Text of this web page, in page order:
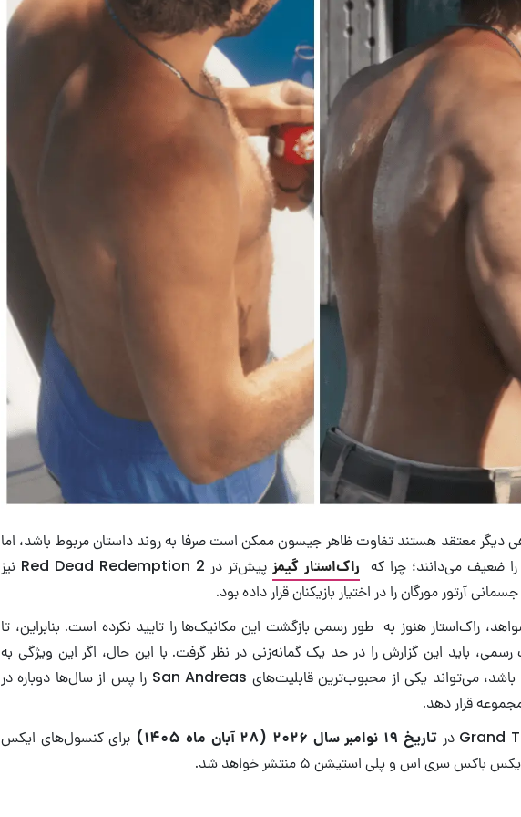
دیگر معتقد هستند تفاوت ظاهر جیسون ممکن است صرفا به روند داستان مربوط باشد، اما
ضعیف می‌دانند؛ چرا که راک‌استار گیمز
پیش‌تر در Red Dead Redemption 2 نیز
آرتور مورگان را در اختیار بازیکنان قرار داده بود.
راک‌استار هنوز به طور رسمی بازگشت این مکانیک‌ها را تایید نکرده است. بنابراین، تا
رسمی، باید این گزارش را در حد یک گمانه‌زنی در نظر گرفت. با این حال، اگر این ویژگی به
GTA 6 اضافه شده باشد، می‌تواند یکی از محبوب‌ترین قابلیت‌های San Andreas را پس از سال‌ها دوباره در
مجموعه قرار دهد.
تاریخ ۱۹ نوامبر سال ۲۰۲۶ (۲۸ آبان ماه ۱۴۰۵)
برای کنسول‌های ایکس
سری اس و پلی استیشن ۵ منتشر خواهد شد.